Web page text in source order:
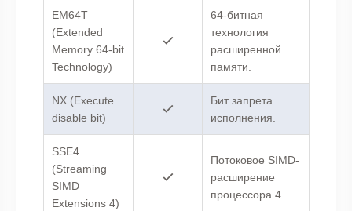
EM64T
(Extended
Memory 64-bit
Technology)
64-битная
технология
расширенной
памяти.
NX (Execute
disable bit)
Бит запрета
исполнения.
SSE4
(Streaming
SIMD
Extensions 4)
Потоковое SIMD-
расширение
процессора 4.